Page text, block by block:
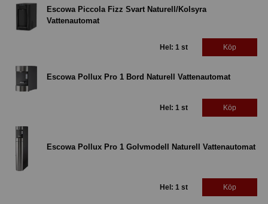
Escowa Piccola Fizz Svart Naturell/Kolsyra
Vattenautomat
Hel: 1 st Köp
Escowa Pollux Pro 1 Bord Naturell Vattenautomat
Hel: 1 st Köp
Escowa Pollux Pro 1 Golvmodell Naturell Vattenautomat
Hel: 1 st Köp